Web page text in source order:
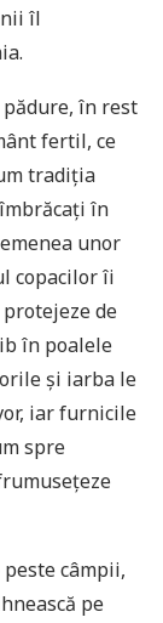
îl
în rest
fertil, ce
tradiția
în
unor
copacilor îi
de
în poalele
și iarba le
iar furnicile
spre
câmpii,
pe